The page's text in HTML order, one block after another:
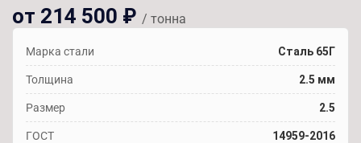
от 214 500 ₽ / тонна
Марка стали Сталь 65Г
Толщина 2.5 мм
Размер 2.5
ГОСТ 14959-2016